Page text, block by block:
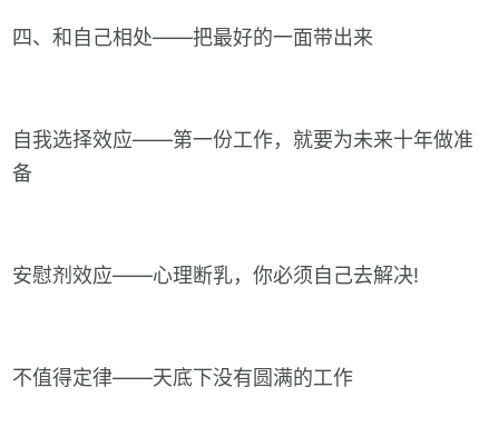
四、和自己相处——把最好的一面带出来
自我选择效应——第一份工作，就要为未来十年做准
备
安慰剂效应——心理断乳，你必须自己去解决!
不值得定律——天底下没有圆满的工作